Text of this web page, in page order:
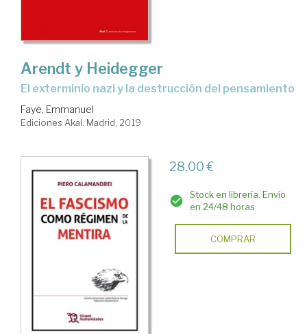
Arendt y Heidegger
el exterminio nazi y la destrucción del pensamiento
Faye, Emmanuel
Ediciones Akal. Madrid, 2019
28,00 €
Stock en librería. Envío
en 24/48 horas
COMPRAR